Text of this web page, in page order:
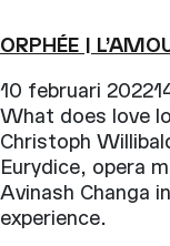
ORPHÉE |
10 februari
What does love
Christoph
Eurydice, opera
Avinash Changa
experience.